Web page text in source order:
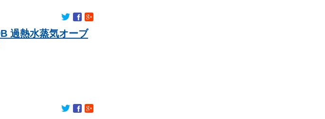
過熱水蒸気オーブ